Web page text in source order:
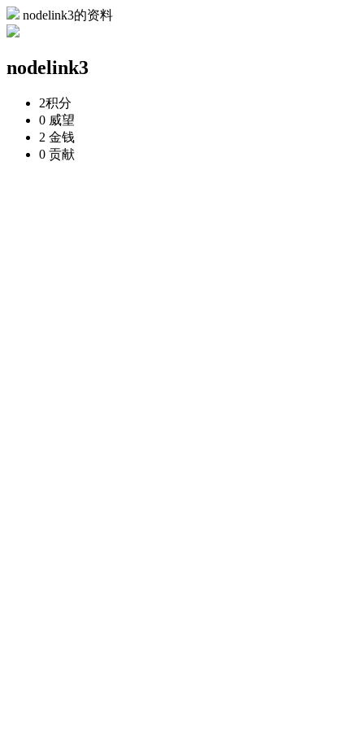
nodelink3的资料
nodelink3
2积分
0 威望
2 金钱
0 贡献